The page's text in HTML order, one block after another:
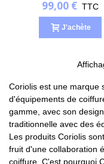
99,00 € TTC
J'achète
Coriolis est une marque
d'équipements de
gamme, avec son
traditionnelle avec des
Les produits Coriolis
fruit d'une collaboration
coiffure. C'est pourquoi